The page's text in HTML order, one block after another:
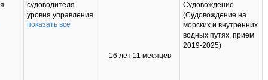
прием 2019-2025)
судоводителя
уровня управления
при длительном
показать все
16 лет 11 месяцев
Судовождение
(Судовождение на
морских и внутренних
водных путях, прием
2019-2025)